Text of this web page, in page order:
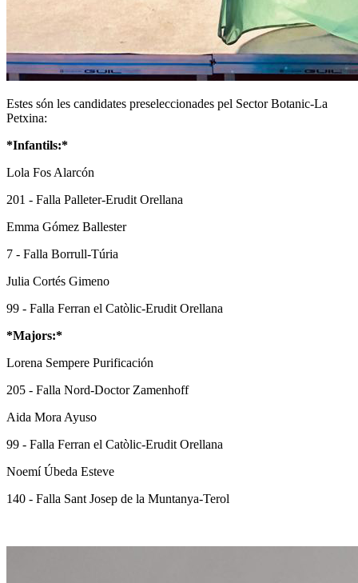
Estes són les candidates preseleccionades pel Sector Botanic-La
Petxina:
*Infantils:*
Lola Fos Alarcón
201 - Falla Palleter-Erudit Orellana
Emma Gómez Ballester
7 - Falla Borrull-Túria
Julia Cortés Gimeno
99 - Falla Ferran el Catòlic-Erudit Orellana
*Majors:*
Lorena Sempere Purificación
205 - Falla Nord-Doctor Zamenhoff
Aida Mora Ayuso
99 - Falla Ferran el Catòlic-Erudit Orellana
Noemí Úbeda Esteve
140 - Falla Sant Josep de la Muntanya-Terol